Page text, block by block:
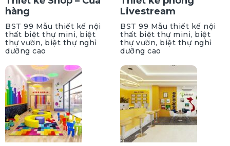
hàng
BST 99 Mẫu thiết kế nội
thất biệt thự mini, biệt
thự vườn, biệt thự nghỉ
dưỡng cao
Livestream
BST 99 Mẫu thiết kế nội
thất biệt thự mini, biệt
thự vườn, biệt thự nghỉ
dưỡng cao